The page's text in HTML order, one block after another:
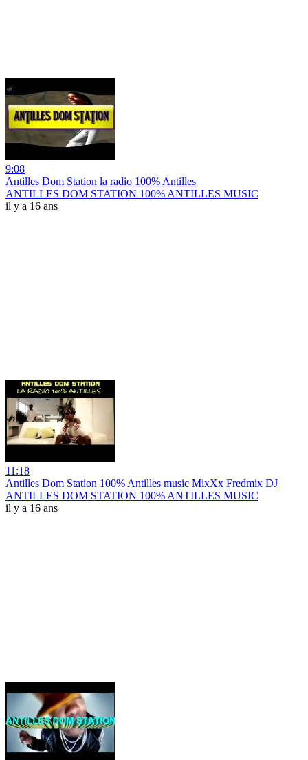
9:08
Antilles Dom Station la radio 100% Antilles
ANTILLES DOM STATION 100% ANTILLES MUSIC
il y a 16 ans
11:18
Antilles Dom Station 100% Antilles music MixXx Fredmix DJ
ANTILLES DOM STATION 100% ANTILLES MUSIC
il y a 16 ans